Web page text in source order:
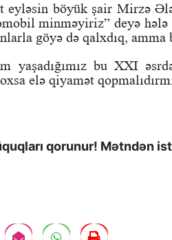
eyləsin böyük şair Mirzə
minməyiriz” deyə
göyə də qalxdıq, amma
yaşadığımız bu XXI
elə qiyamət
qorunur! Mətndən